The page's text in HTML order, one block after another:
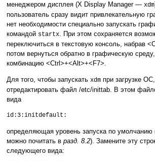
менеджером дисплея (X Display Manager — xdm
пользователь сразу видит привлекательную
нет необходимости специально запускать
командой startx. При этом сохраняется
переключиться в текстовую консоль, набрав
потом вернуться обратно в графическую
комбинацию <Ctrl>+<Alt>+<F7>.
Для того, чтобы запускать xdm при загрузке
отредактировать файл /etc/inittab. В этом
вида
id:3:initdefault:
определяющая уровень запуска по умолчанию
можно почитать в разд. 8.2). Замените эту
следующего вида: